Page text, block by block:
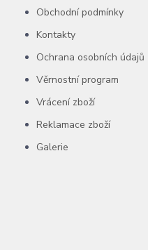
Obchodní podmínky
Kontakty
Ochrana osobních údajů
Věrnostní program
Vrácení zboží
Reklamace zboží
Galerie